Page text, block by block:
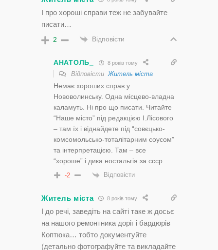
І про хороші справи теж не забувайте
писати…
2 Відповісти
АНАТОЛЬ_ 8 років тому
ВідповістиЖитель міста
Немає хороших справ у
Нововолинську. Одна місцево-владна
каламуть. Ні про що писати. Читайте
“Наше місто” під редакцією І.Лісового
– там їх і віднайдете під “совєцько-
комсомольсько-тоталітарним соусом”
та інтерпретацією. Там – все
“хороше” і дика ностальгія за ссср.
-2 Відповісти
Житель міста 8 років тому
І до речі, заведіть на сайті таке ж досьє
на нашого ремонтника доріг і бардюрів
Коптюка… тобто документуйте
(детально фотографуйте та викладайте